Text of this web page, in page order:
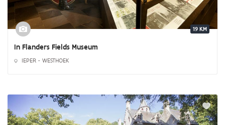
19 KM
In Flanders Fields Museum
IEPER - WESTHOEK